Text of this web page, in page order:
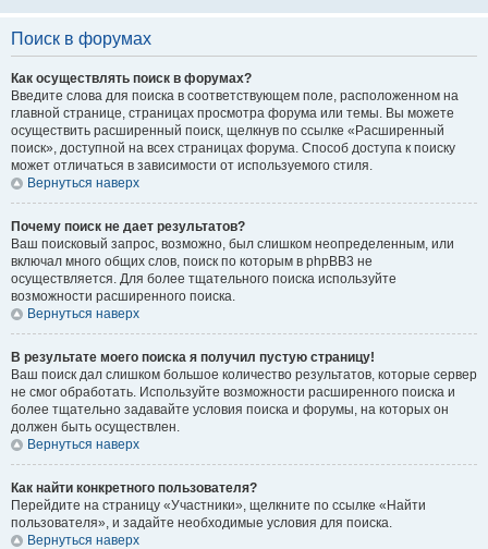
Поиск в форумах
Как осуществлять поиск в форумах?
Введите слова для поиска в соответствующем поле, расположенном на
главной странице, страницах просмотра форума или темы. Вы можете
осуществить расширенный поиск, щелкнув по ссылке «Расширенный
поиск», доступной на всех страницах форума. Способ доступа к поиску
может отличаться в зависимости от используемого стиля.
Вернуться наверх
Почему поиск не дает результатов?
Ваш поисковый запрос, возможно, был слишком неопределенным, или
включал много общих слов, поиск по которым в phpBB3 не
осуществляется. Для более тщательного поиска используйте
возможности расширенного поиска.
Вернуться наверх
В результате моего поиска я получил пустую страницу!
Ваш поиск дал слишком большое количество результатов, которые сервер
не смог обработать. Используйте возможности расширенного поиска и
более тщательно задавайте условия поиска и форумы, на которых он
должен быть осуществлен.
Вернуться наверх
Как найти конкретного пользователя?
Перейдите на страницу «Участники», щелкните по ссылке «Найти
пользователя», и задайте необходимые условия для поиска.
Вернуться наверх